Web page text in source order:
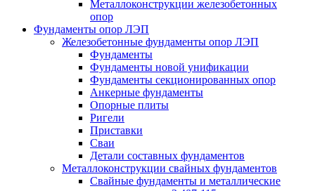
Металлоконструкции железобетонных
опор
Фундаменты опор ЛЭП
Железобетонные фундаменты опор ЛЭП
Фундаменты
Фундаменты новой унификации
Фундаменты секционированных опор
Анкерные фундаменты
Опорные плиты
Ригели
Приставки
Сваи
Детали составных фундаментов
Металлоконструкции свайных фундаментов
Свайные фундаменты и металлические